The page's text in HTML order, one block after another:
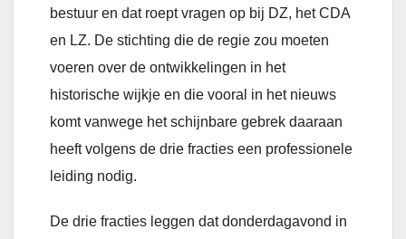
bestuur en dat roept vragen op bij DZ, het CDA
en LZ. De stichting die de regie zou moeten
voeren over de ontwikkelingen in het
historische wijkje en die vooral in het nieuws
komt vanwege het schijnbare gebrek daaraan
heeft volgens de drie fracties een professionele
leiding nodig.
De drie fracties leggen dat donderdagavond in